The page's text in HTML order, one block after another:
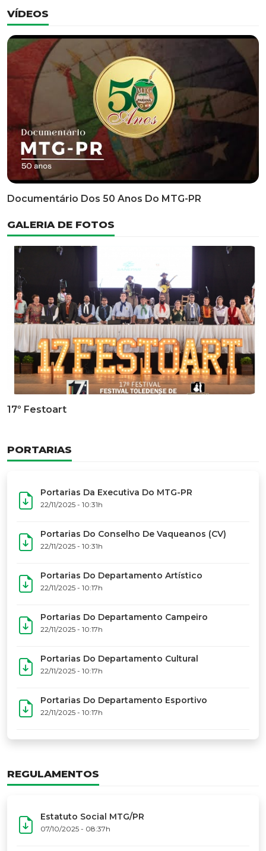
VÍDEOS
Documentário Dos 50 Anos Do MTG-PR
GALERIA DE FOTOS
17º Festoart
PORTARIAS
Portarias Da Executiva Do MTG-PR
22/11/2025 - 10:31h
Portarias Do Conselho De Vaqueanos (CV)
22/11/2025 - 10:31h
Portarias Do Departamento Artístico
22/11/2025 - 10:17h
Portarias Do Departamento Campeiro
22/11/2025 - 10:17h
Portarias Do Departamento Cultural
22/11/2025 - 10:17h
Portarias Do Departamento Esportivo
22/11/2025 - 10:17h
REGULAMENTOS
Estatuto Social MTG/PR
07/10/2025 - 08:37h